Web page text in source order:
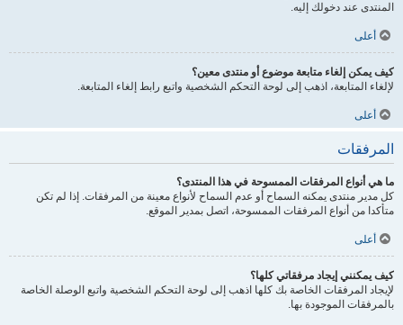
المنتدى عند دخولك إليه.
أعلى
كيف يمكن إلغاء متابعة موضوع أو منتدى معين؟
لإلغاء المتابعة، اذهب إلى لوحة التحكم الشخصية واتبع رابط إلغاء المتابعة.
أعلى
المرفقات
ما هي أنواع المرفقات الممسوحة في هذا المنتدى؟
كل مدير منتدى يمكنه السماح أو عدم السماح لأنواع معينة من المرفقات. إذا لم تكن
متأكدا من أنواع المرفقات الممسوحة، اتصل بمدير الموقع.
أعلى
كيف يمكنني إيجاد مرفقاتي كلها؟
لإيجاد المرفقات الخاصة بك كلها اذهب إلى لوحة التحكم الشخصية واتبع الوصلة الخاصة
بالمرفقات الموجودة بها.